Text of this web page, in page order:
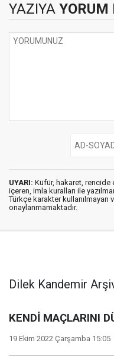
YAZIYA YORUM
UYARI: Küfür, hakaret, rencide
içeren, imla kuralları ile
Türkçe karakter kullanılmayan
onaylanmamaktadır.
Dilek Kandemir
KENDİ MAÇLARINI
19 Ekim 2022 Çarşamba 15:05